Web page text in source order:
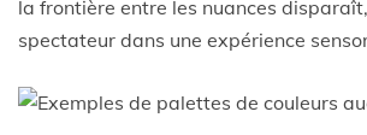
la frontière entre les nuances
spectateur dans une expérience